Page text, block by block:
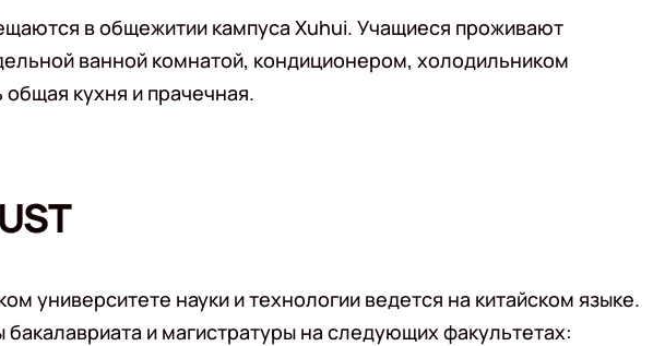
в общежитии кампуса Xuhui. Учащиеся проживают
ванной комнатой, кондиционером, холодильником
кухня и прачечная.
университете науки и технологии ведется на китайском языке.
бакалавриата и магистратуры на следующих факультетах: